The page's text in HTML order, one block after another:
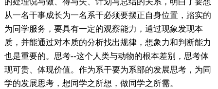
从一名干事成长为一名系干必须要摆正自身位置，踏实的
为同学服务，要具有一定的观察能力，通过现象发现本
质，并能通过对本质的分析找出规律，想象力和判断能力
也是重要的。思考--这个人类与动物的根本差别，思考体
现可贵、体现价值。作为系干要为系部的发展思考，为同
学的发展思考，想同学之所想，做同学之所需。